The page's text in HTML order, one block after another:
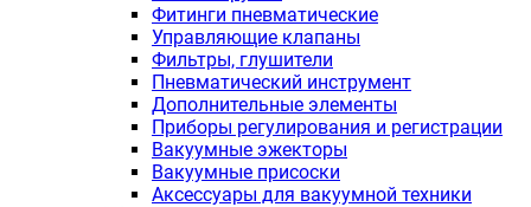
Фитинги пневматические
Управляющие клапаны
Фильтры, глушители
Пневматический инструмент
Дополнительные элементы
Приборы регулирования и регистрации
Вакуумные эжекторы
Вакуумные присоски
Аксессуары для вакуумной техники